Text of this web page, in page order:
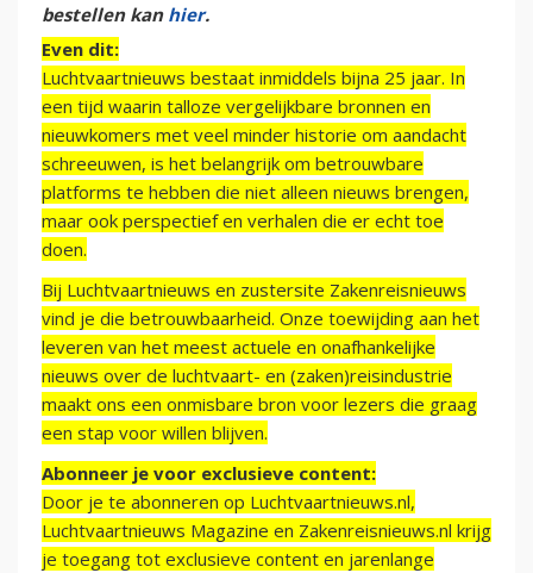
bestellen kan hier.
Even dit:
Luchtvaartnieuws bestaat inmiddels bijna 25 jaar. In
een tijd waarin talloze vergelijkbare bronnen en
nieuwkomers met veel minder historie om aandacht
schreeuwen, is het belangrijk om betrouwbare
platforms te hebben die niet alleen nieuws brengen,
maar ook perspectief en verhalen die er echt toe
doen.
Bij Luchtvaartnieuws en zustersite Zakenreisnieuws
vind je die betrouwbaarheid. Onze toewijding aan het
leveren van het meest actuele en onafhankelijke
nieuws over de luchtvaart- en (zaken)reisindustrie
maakt ons een onmisbare bron voor lezers die graag
een stap voor willen blijven.
Abonneer je voor exclusieve content:
Door je te abonneren op Luchtvaartnieuws.nl,
Luchtvaartnieuws Magazine en Zakenreisnieuws.nl krijg
je toegang tot exclusieve content en jarenlange